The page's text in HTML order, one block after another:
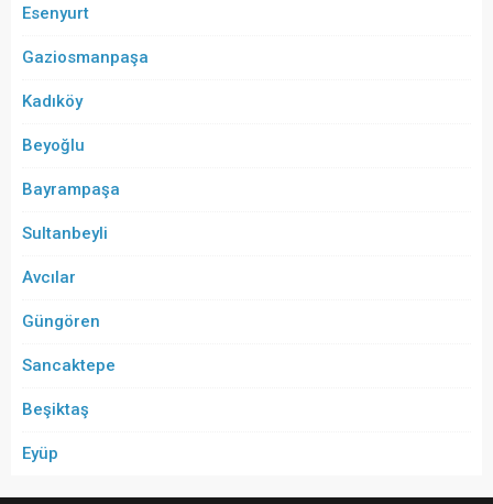
Esenyurt
Gaziosmanpaşa
Kadıköy
Beyoğlu
Bayrampaşa
Sultanbeyli
Avcılar
Güngören
Sancaktepe
Beşiktaş
Eyüp